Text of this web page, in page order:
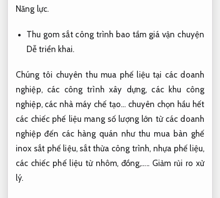
Năng lực.
Thu gom sắt công trình bao tầm giá vận chuyện
Dễ triển khai.
Chúng tôi chuyên thu mua phế liệu tại các doanh
nghiệp, các công trình xây dựng, các khu công
nghiệp, các nhà máy chế tạo… chuyên chọn hầu hết
các chiếc phế liệu mang số lượng lớn từ các doanh
nghiệp đến các hàng quán như thu mua bàn ghế
inox sắt phế liệu, sắt thừa công trình, nhựa phế liệu,
các chiếc phế liệu từ nhôm, đồng,….. Giảm rủi ro xử
lý.